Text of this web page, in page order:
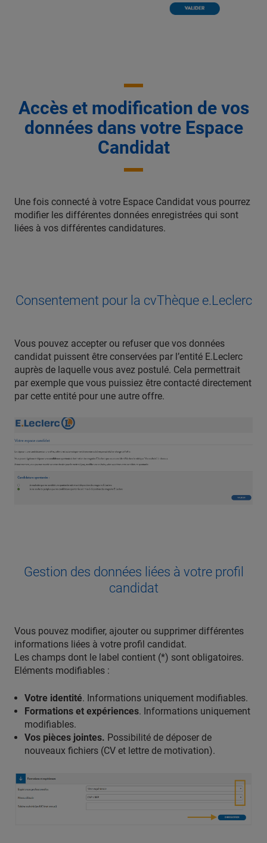
Accès et modification de vos
données dans votre Espace
Candidat
Une fois connecté à votre Espace Candidat vous pourrez
modifier les différentes données enregistrées qui sont
liées à vos différentes candidatures.
Consentement pour la cvThèque e.Leclerc
Vous pouvez accepter ou refuser que vos données
candidat puissent être conservées par l’entité E.Leclerc
auprès de laquelle vous avez postulé. Cela permettrait
par exemple que vous puissiez être contacté directement
par cette entité pour une autre offre.
Gestion des données liées à votre profil
candidat
Vous pouvez modifier, ajouter ou supprimer différentes
informations liées à votre profil candidat.
Les champs dont le label contient (*) sont obligatoires.
Eléments modifiables :
Votre identité. Informations uniquement modifiables.
Formations et expériences. Informations uniquement
modifiables.
Vos pièces jointes. Possibilité de déposer de
nouveaux fichiers (CV et lettre de motivation).